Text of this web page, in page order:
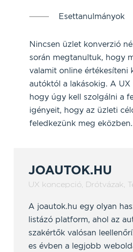
Esettanulmányok
Nincsen üzlet konverzió
során megtanultuk, hogy
valamit online értékesíteni
autóktól a lakásokig. A UX
hogy úgy kell szolgálni a
igényeit, hogy az üzleti
feledkezünk meg eközben.
JOAUTOK.HU
UX koncepció, Drótvázak,
A joautok.hu egy olyan
listázó platform, ahol az
szakértők valósan
es évben a legjobb